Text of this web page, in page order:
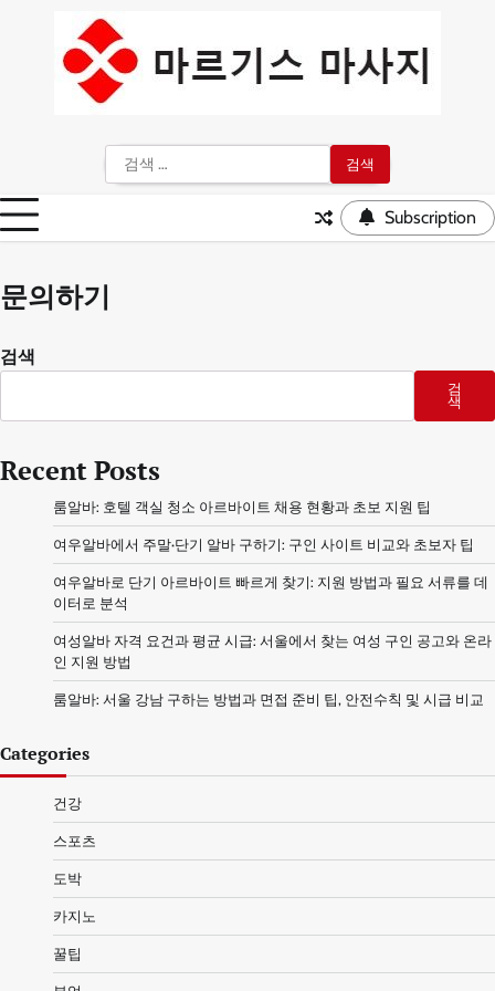
색:
Subscription
문의하기
검색
검
색
Recent Posts
룸알바: 호텔 객실 청소 아르바이트 채용 현황과 초보 지원 팁
여우알바에서 주말·단기 알바 구하기: 구인 사이트 비교와 초보자 팁
여우알바로 단기 아르바이트 빠르게 찾기: 지원 방법과 필요 서류를 데
이터로 분석
여성알바 자격 요건과 평균 시급: 서울에서 찾는 여성 구인 공고와 온라
인 지원 방법
룸알바: 서울 강남 구하는 방법과 면접 준비 팁, 안전수칙 및 시급 비교
Categories
건강
스포츠
도박
카지노
꿀팁